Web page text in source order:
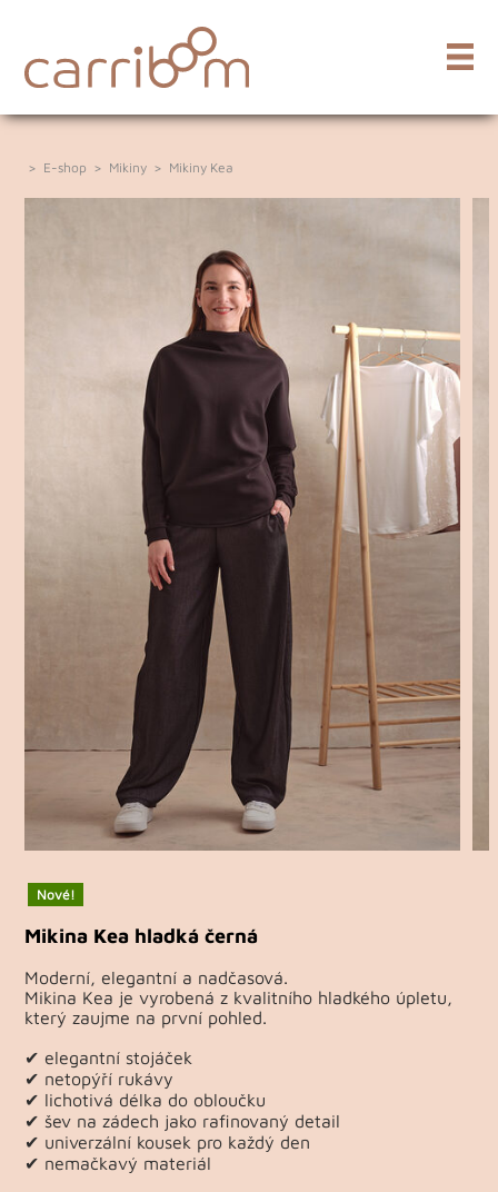
> E-shop > Mikiny > Mikiny Kea
Nové!
Mikina Kea hladká černá
Moderní, elegantní a nadčasová.
Mikina Kea je vyrobená z kvalitního hladkého úpletu,
který zaujme na první pohled.
✔ elegantní stojáček
✔ netopýří rukávy
✔ lichotivá délka do obloučku
✔ šev na zádech jako rafinovaný detail
✔ univerzální kousek pro každý den
✔ nemačkavý materiál